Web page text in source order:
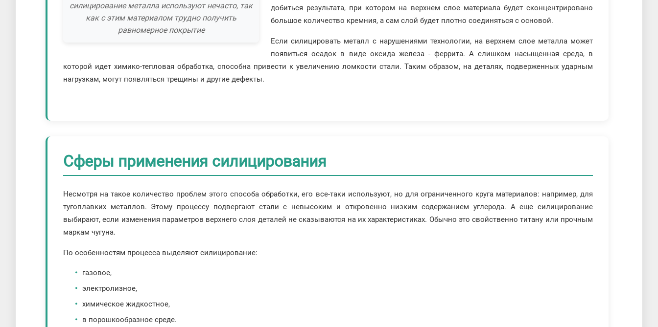
силицирование металла используют нечасто, так
как с этим материалом трудно получить
равномерное покрытие
добиться результата, при котором на верхнем слое материала будет сконцентрировано
большое количество кремния, а сам слой будет плотно соединяться с основой.
Если силицировать металл с нарушениями технологии, на верхнем слое металла может
появиться осадок в виде оксида железа - феррита. А слишком насыщенная среда, в
которой идет химико-тепловая обработка, способна привести к увеличению ломкости стали. Таким образом, на деталях, подверженных ударным
нагрузкам, могут появляться трещины и другие дефекты.
Сферы применения силицирования
Несмотря на такое количество проблем этого способа обработки, его все-таки используют, но для ограниченного круга материалов: например, для
тугоплавких металлов. Этому процессу подвергают стали с невысоким и откровенно низким содержанием углерода. А еще силицирование
выбирают, если изменения параметров верхнего слоя деталей не сказываются на их характеристиках. Обычно это свойственно титану или прочным
маркам чугуна.
По особенностям процесса выделяют силицирование:
газовое,
электролизное,
химическое жидкостное,
в порошкообразное среде.